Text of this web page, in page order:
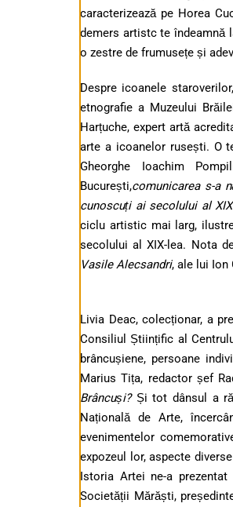
caracterizează pe Horea
demers artistc te îndeamnă
o zestre de frumusețe și
Despre icoanele
etnografie a Muzeului
Harțuche, expert artă
arte a icoanelor rusești. O
Gheorghe Ioachim
București,comunicarea s-a
cunoscuți ai secolului al
ciclu artistic mai larg,
secolului al XIX-lea. Nota
Vasile Alecsandri, ale lui Ion
Livia Deac, colecționar, a
Consiliul Științific al
brâncușiene, persoane
Marius Tița, redactor șef
Brâncuși?Și tot dânsul a
Națională de Arte,
evenimentelor
expozeul lor, aspecte
Istoria Artei ne-a
Societății Mărăști,